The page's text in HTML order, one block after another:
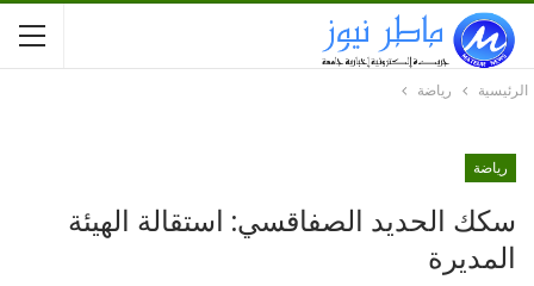
الرئيسية رياضة
رياضة
سكك الحديد الصفاقسي: استقالة الهيئة
المديرة